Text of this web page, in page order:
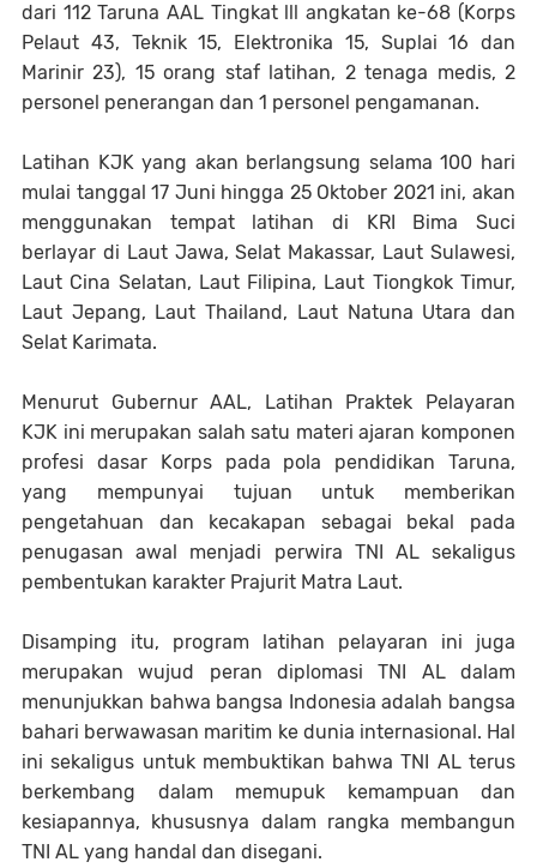
dari 112 Taruna AAL Tingkat lll angkatan ke-68 (Korps
Pelaut 43, Teknik 15, Elektronika 15, Suplai 16 dan
Marinir 23), 15 orang staf latihan, 2 tenaga medis, 2
personel penerangan dan 1 personel pengamanan.
Latihan KJK yang akan berlangsung selama 100 hari
mulai tanggal 17 Juni hingga 25 Oktober 2021 ini, akan
menggunakan tempat latihan di KRI Bima Suci
berlayar di Laut Jawa, Selat Makassar, Laut Sulawesi,
Laut Cina Selatan, Laut Filipina, Laut Tiongkok Timur,
Laut Jepang, Laut Thailand, Laut Natuna Utara dan
Selat Karimata.
Menurut Gubernur AAL, Latihan Praktek Pelayaran
KJK ini merupakan salah satu materi ajaran komponen
profesi dasar Korps pada pola pendidikan Taruna,
yang mempunyai tujuan untuk memberikan
pengetahuan dan kecakapan sebagai bekal pada
penugasan awal menjadi perwira TNI AL sekaligus
pembentukan karakter Prajurit Matra Laut.
Disamping itu, program latihan pelayaran ini juga
merupakan wujud peran diplomasi TNI AL dalam
menunjukkan bahwa bangsa Indonesia adalah bangsa
bahari berwawasan maritim ke dunia internasional. Hal
ini sekaligus untuk membuktikan bahwa TNI AL terus
berkembang dalam memupuk kemampuan dan
kesiapannya, khususnya dalam rangka membangun
TNI AL yang handal dan disegani.